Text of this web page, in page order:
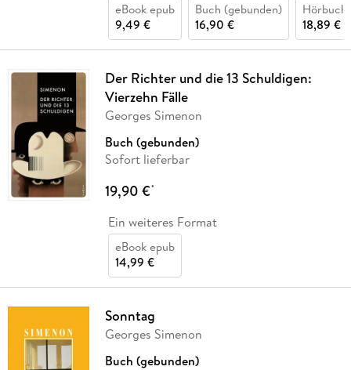
eBook epub
9,49 €
Buch (gebunden)
16,90 €
Hörbuch
18,89 €
Der Richter und die 13 Schuldigen:
Vierzehn Fälle
Georges Simenon
Buch (gebunden)
Sofort lieferbar
19,90 €*
Ein weiteres Format
eBook epub
14,99 €
Sonntag
Georges Simenon
Buch (gebunden)